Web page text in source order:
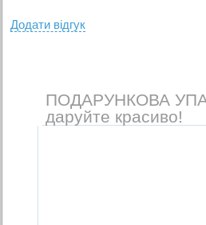
Додати вiдгук
ПОДАРУНКОВА
даруйте красиво!